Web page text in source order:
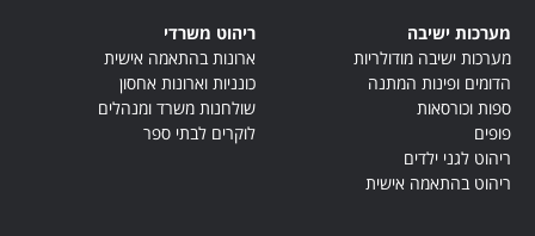
מערכות ישיבה
מערכות ישיבה מודולריות
הדומים ופינות המתנה
ספות וכורסאות
פופים
ריהוט לגני ילדים
ריהוט בהתאמה אישית
ריהוט משרדי
ארונות בהתאמה אישית
כונניות וארונות אחסון
שולחנות משרד ומנהלים
לוקרים לבתי ספר